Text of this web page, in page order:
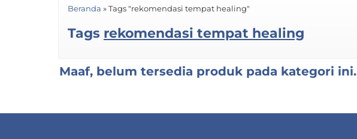
Beranda » Tags "rekomendasi tempat healing"
Tags rekomendasi tempat healing
Maaf, belum tersedia produk pada kategori ini.